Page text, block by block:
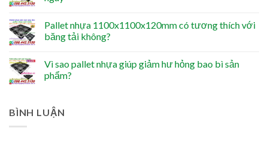
Pallet nhựa 1100x1100x120mm có tương thích với
băng tải không?
Vì sao pallet nhựa giúp giảm hư hỏng bao bì sản
phẩm?
BÌNH LUẬN